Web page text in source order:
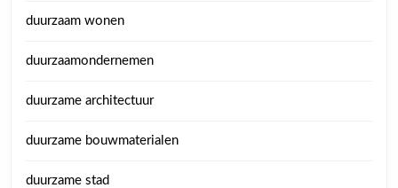
duurzaam wonen
duurzaamondernemen
duurzame architectuur
duurzame bouwmaterialen
duurzame stad